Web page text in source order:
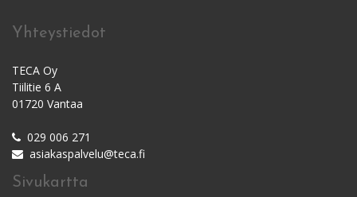
Yhteystiedot
TECA Oy
Tiilitie 6 A
01720 Vantaa
029 006 271
asiakaspalvelu@teca.fi
Sivukartta